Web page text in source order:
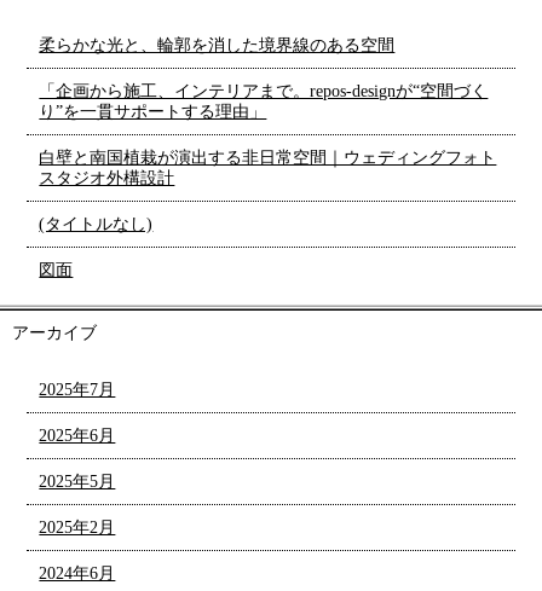
柔らかな光と、輪郭を消した境界線のある空間
「企画から施工、インテリアまで。repos-designが“空間づく
り”を一貫サポートする理由」
白壁と南国植栽が演出する非日常空間｜ウェディングフォト
スタジオ外構設計
(タイトルなし)
図面
アーカイブ
2025年7月
2025年6月
2025年5月
2025年2月
2024年6月